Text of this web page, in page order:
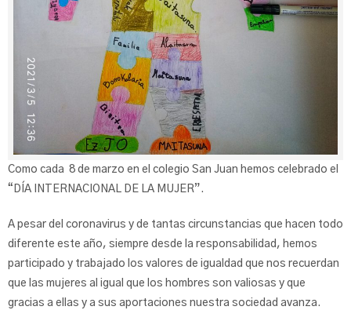
Como cada 8 de marzo en el colegio San Juan hemos celebrado el
“DÍA INTERNACIONAL DE LA MUJER”.
A pesar del coronavirus y de tantas circunstancias que hacen todo
diferente este año, siempre desde la responsabilidad, hemos
participado y trabajado los valores de igualdad que nos recuerdan
que las mujeres al igual que los hombres son valiosas y que
gracias a ellas y a sus aportaciones nuestra sociedad avanza.